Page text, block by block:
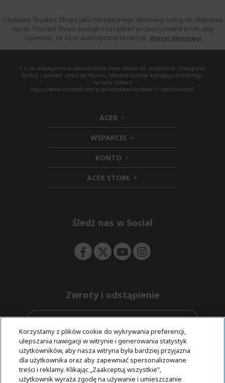
Używamy Trusted Shops jako niezależnego dostawcy usług do zbierania
opinii. Trusted Shops podjęło rozsądne i proporcjonalne kroki, aby
zapewnić, że są to autentyczne recenzje. Więcej informacji
* Czas udostępnienia uaktualnienia może zależeć od urządzenia. Dostępność
funkcji i aplikacji zależy od regionu. Niektóre funkcje wymagają określonego
sprzętu (zobacz
https://www.microsoft.com/pl-pl/windows/windows-11-specifications).
ACER h
i
d
d
e
n
WSPARCIE h
i
d
e
n
KONTO h
i
d
d
ACER STORE h
i
e
Śledź nas w Social
Zwroty i odstąpienie
Darmowa
ekspresowa
dostawa
Wsparcie
przed i po
zakupie
Bezpieczne
płatności
Korzystamy z plików cookie do wykrywania preferencji,
ulepszania nawigacji w witrynie i generowania statystyk
użytkowników, aby nasza witryna była bardziej przyjazna
dla użytkownika oraz aby zapewniać spersonalizowane
treści i reklamy. Klikając „Zaakceptuj wszystkie”,
użytkownik wyraża zgodę na używanie i umieszczanie